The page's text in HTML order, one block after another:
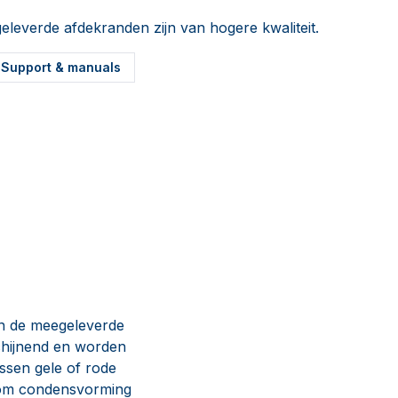
afdekranden zijn van hogere kwaliteit.
Support & manuals
de meegeleverde
en worden
gele of rode
condensvorming